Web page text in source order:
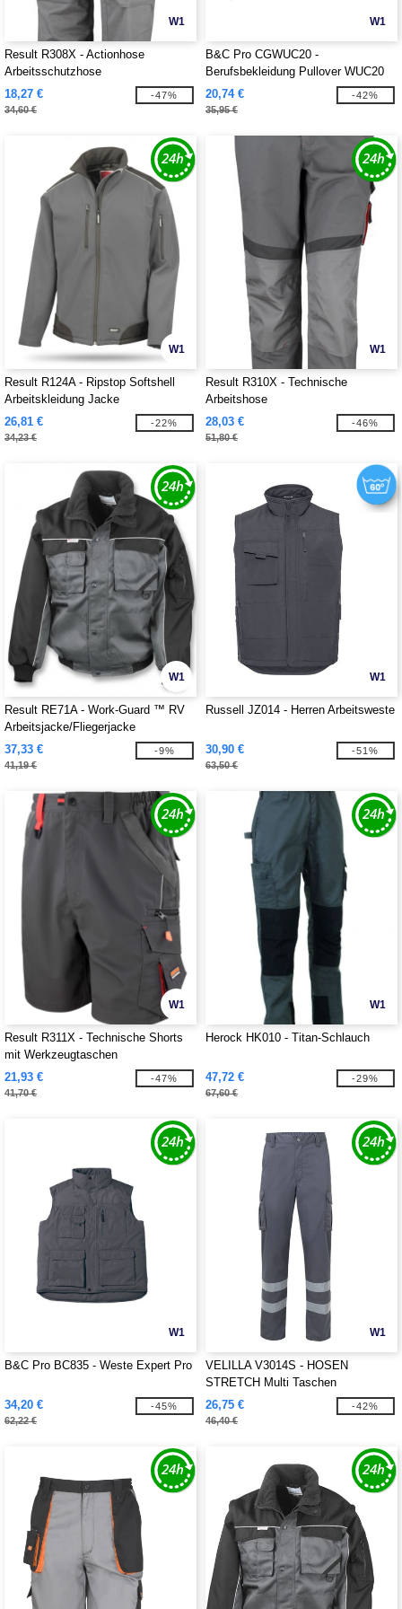
W1
Result R308X - Actionhose
Arbeitsschutzhose
18,27 €
34,60 €
-47%
W1
B&C Pro CGWUC20 -
Berufsbekleidung Pullover WUC20
20,74 €
35,95 €
-42%
W1
Result R124A - Ripstop Softshell
Arbeitskleidung Jacke
26,81 €
34,23 €
-22%
W1
Result R310X - Technische
Arbeitshose
28,03 €
51,80 €
-46%
W1
Result RE71A - Work-Guard ™ RV
Arbeitsjacke/Fliegerjacke
37,33 €
41,19 €
-9%
W1
Russell JZ014 - Herren Arbeitsweste
30,90 €
63,50 €
-51%
W1
Result R311X - Technische Shorts
mit Werkzeugtaschen
21,93 €
41,70 €
-47%
W1
Herock HK010 - Titan-Schlauch
47,72 €
67,60 €
-29%
W1
B&C Pro BC835 - Weste Expert Pro
34,20 €
62,22 €
-45%
W1
VELILLA V3014S - HOSEN
STRETCH Multi Taschen
REFLEKTIERENDE BAND
26,75 €
46,40 €
-42%